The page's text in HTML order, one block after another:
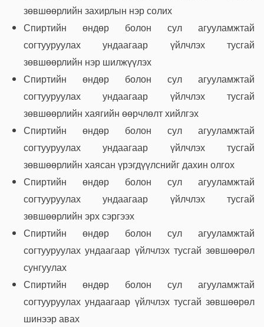
зөвшөөрлийн захирлын нэр солих
Спиртийн өндөр болон сул агууламжтай
согтууруулах ундаагаар үйлчлэх тусгай
зөвшөөрлийн нэр шилжүүлэх
Спиртийн өндөр болон сул агууламжтай
согтууруулах ундаагаар үйлчлэх тусгай
зөвшөөрлийн хаягийн өөрчлөлт хийлгэх
Спиртийн өндөр болон сул агууламжтай
согтууруулах ундаагаар үйлчлэх тусгай
зөвшөөрлийн хаясан үрэгдүүлснийг дахин олгох
Спиртийн өндөр болон сул агууламжтай
согтууруулах ундаагаар үйлчлэх тусгай
зөвшөөрлийн эрх сэргээх
Спиртийн өндөр болон сул агууламжтай
согтууруулах ундаагаар үйлчлэх тусгай зөвшөөрөл
сунгуулах
Спиртийн өндөр болон сул агууламжтай
согтууруулах ундаагаар үйлчлэх тусгай зөвшөөрөл
шинээр авах